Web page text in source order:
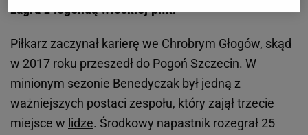
zagra z legendą włoskiej piłki
Piłkarz zaczynał karierę we Chrobrym Głogów, skąd
w 2017 roku przeszedł do Pogoń Szczecin. W
minionym sezonie Benedyczak był jedną z
ważniejszych postaci zespołu, który zajął trzecie
miejsce w lidze. Środkowy napastnik rozegrał 25